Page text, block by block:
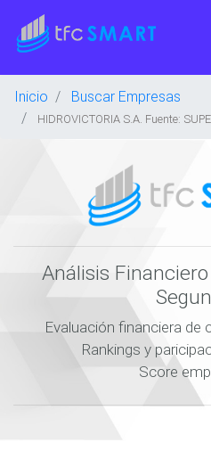
Inicio Buscar Empresas
HIDROVICTORIA S.A. Fuente:
Análisis
Evaluación financiera de
Rankings y
Score